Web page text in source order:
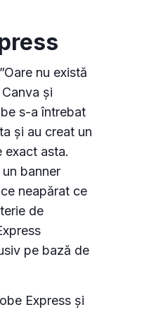
nu există
și
s-a întrebat
și au creat un
exact asta.
banner
neapărat ce
de
pe bază de
Express și
cookie-uri
de date stocate pe
navigați pe site-uri
îmbunătăți
conținutul